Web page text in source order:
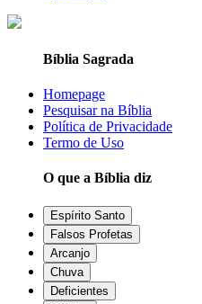
Bíblia Sagrada
Homepage
Pesquisar na Bíblia
Política de Privacidade
Termo de Uso
O que a Bíblia diz
Espírito Santo
Falsos Profetas
Arcanjo
Chuva
Deficientes